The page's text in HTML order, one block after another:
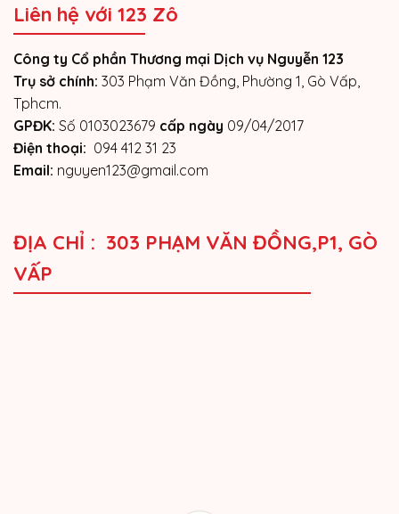
Liên hệ với 123 Zô
Công ty Cổ phần Thương mại Dịch vụ Nguyễn 123
Trụ sở chính: 303 Phạm Văn Đồng, Phường 1, Gò Vấp,
Tphcm.
GPĐK: Số 0103023679 cấp ngày 09/04/2017
Điện thoại: 094 412 31 23
Email: nguyen123@gmail.com
ĐỊA CHỈ : 303 PHẠM VĂN ĐỒNG,P1, GÒ
VẤP